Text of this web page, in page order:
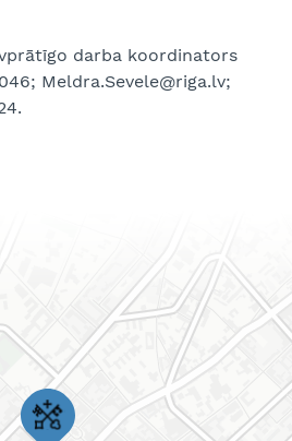
darba koordinators
Meldra.Sevele@riga.lv;